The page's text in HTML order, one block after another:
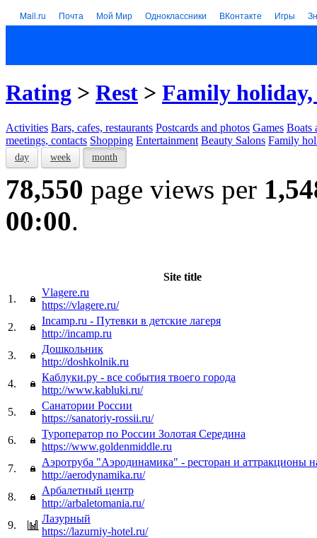
Mail.ru Почта Мой Мир Одноклассники ВКонтакте Игры
Rating > Rest > Family holiday,
Activities Bars, cafes, restaurants Postcards and photos Games Boats
meetings, contacts Shopping Entertainment Beauty Salons Family
day week month
78,550 page views per
00:00.
Site title
1.
Vlagere.ru
https://vlagere.ru/
2.
Incamp.ru - Путевки в детские лагеря
http://incamp.ru
3.
Дошкольник
http://doshkolnik.ru
4.
Каблуки.ру - все события твоего города
http://www.kabluki.ru/
5.
Санатории России
https://sanatoriy-rossii.ru/
6.
Туроператор по России Золотая Середина
https://www.goldenmiddle.ru
7.
Аэротруба "Аэродинамика" - ресторан и
http://aerodynamika.ru/
8.
Арбалетный центр
http://arbaletomania.ru/
9.
Лазурный
https://lazurniy-hotel.ru/